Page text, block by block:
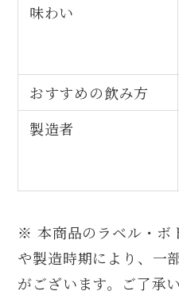
味わい
おすすめの飲み方
製造者
※ 本商品のラベル・ボ
や製造時期により、一
がございます。ご了承